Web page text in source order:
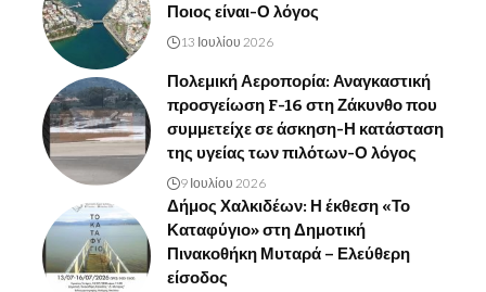
Ποιος είναι-Ο λόγος
13 Ιουλίου 2026
Πολεμική Αεροπορία: Αναγκαστική
προσγείωση F-16 στη Ζάκυνθο που
συμμετείχε σε άσκηση-Η κατάσταση
της υγείας των πιλότων-Ο λόγος
9 Ιουλίου 2026
Δήμος Χαλκιδέων: Η έκθεση «Το
Καταφύγιο» στη Δημοτική
Πινακοθήκη Μυταρά – Ελεύθερη
είσοδος